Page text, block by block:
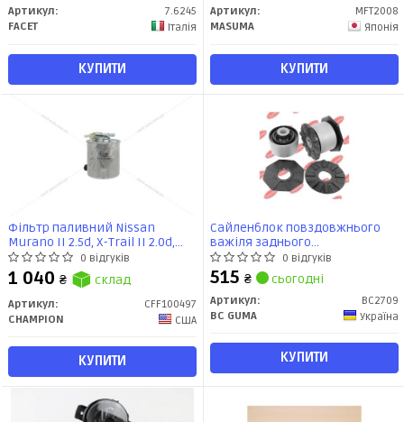
Артикул:
7.6245
FACET
Італія
КУПИТИ
Артикул:
MFT2008
MASUMA
Японія
КУПИТИ
Фільтр паливний Nissan
Murano II 2.5d, X-Trail II 2.0d,
Qashqai I 1.5, 2.0d (CFF100497)
CHAMPION
0 відгуків
1 040 ₴ склад
Артикул:
CFF100497
CHAMPION
США
КУПИТИ
Сайленблок повздовжнього
важіля заднього
(69.3х14.2х62мм) Nissan X-Trail,
Qashqai (07-) (BC2709) BCGUMA
0 відгуків
515 ₴ сьогодні
Артикул:
BC2709
BC GUMA
Україна
КУПИТИ